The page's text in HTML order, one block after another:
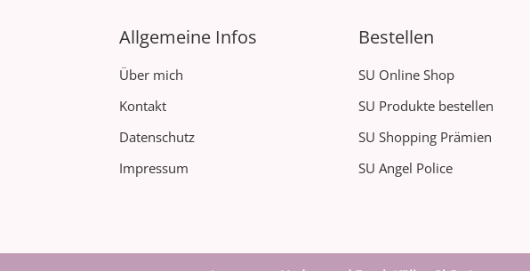
Allgemeine Infos
Über mich
Kontakt
Datenschutz
Impressum
Bestellen
SU Online Shop
SU Produkte bestellen
SU Shopping Prämien
SU Angel Police